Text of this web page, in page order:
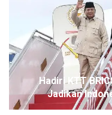
Hadiri KTT
Jadikan